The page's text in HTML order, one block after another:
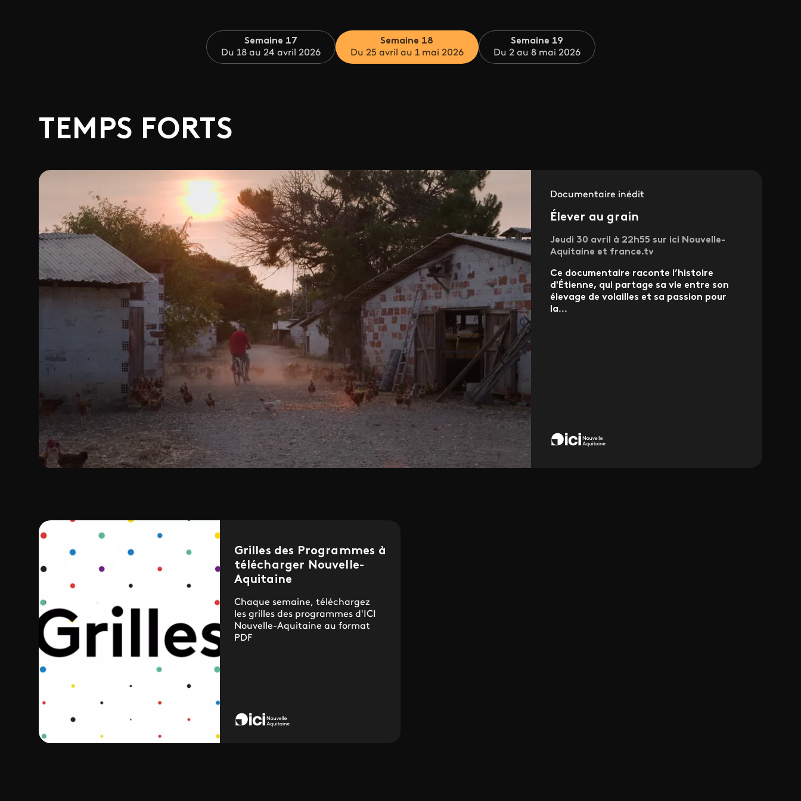
Semaine 17
Du 18 au 24 avril 2026
Semaine 18
Du 25 avril au 1 mai 2026
Semaine 19
Du 2 au 8 mai 2026
TEMPS FORTS
Documentaire inédit
Élever au grain
Jeudi 30 avril à 22h55 sur ici Nouvelle-
Aquitaine et france.tv
Ce documentaire raconte l’histoire
d'Étienne, qui partage sa vie entre son
élevage de volailles et sa passion pour
la...
Grilles des Programmes à
télécharger Nouvelle-
Aquitaine
Chaque semaine, téléchargez
les grilles des programmes d'ICI
Nouvelle-Aquitaine au format
PDF